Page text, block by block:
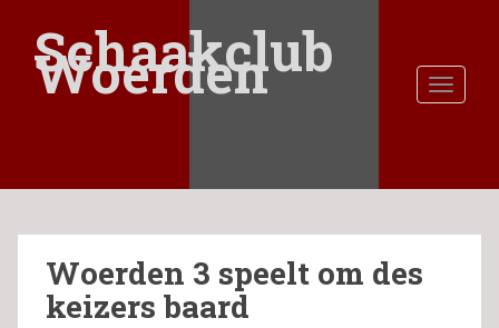
a
Schaakclub
Woerden
Woerden 3 speelt om des
keizers baard